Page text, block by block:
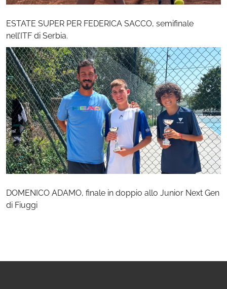
ESTATE SUPER PER FEDERICA SACCO, semifinale
nell’ITF di Serbia.
DOMENICO ADAMO, finale in doppio allo Junior Next Gen
di Fiuggi